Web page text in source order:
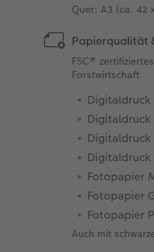
Quer: A3 (ca. 42
Papierqualität
FSC®
Forstwirtschaft
Digitaldruck
Digitaldruck
Fotopapier
Fotopapier
Fotopapier
Auch mit